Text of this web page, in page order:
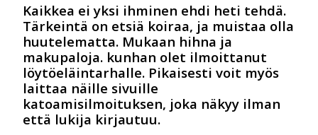
Kaikkea ei yksi ihminen ehdi heti tehdä.
Tärkeintä on etsiä koiraa, ja muistaa olla
huutelematta. Mukaan hihna ja
makupaloja. kunhan olet ilmoittanut
löytöeläintarhalle. Pikaisesti voit myös
laittaa näille sivuille
katoamisilmoituksen, joka näkyy ilman
että lukija kirjautuu.